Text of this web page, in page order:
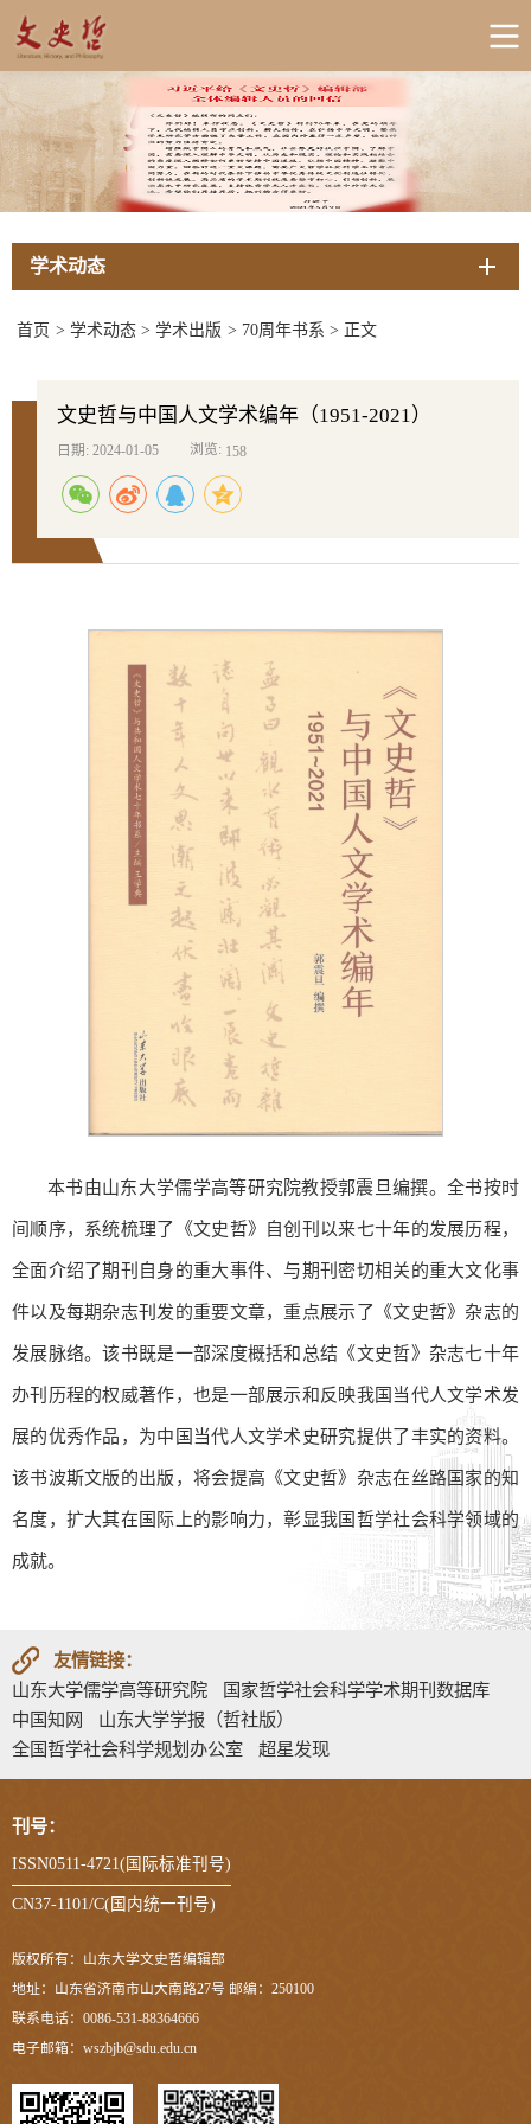
学术动态
首页 > 学术动态 > 学术出版 > 70周年书系 > 正文
文史哲与中国人文学术编年（1951-2021）
日期: 2024-01-05 浏览: 158
本书由山东大学儒学高等研究院教授郭震旦编撰。全书按时
间顺序，系统梳理了《文史哲》自创刊以来七十年的发展历程，
全面介绍了期刊自身的重大事件、与期刊密切相关的重大文化事
件以及每期杂志刊发的重要文章，重点展示了《文史哲》杂志的
发展脉络。该书既是一部深度概括和总结《文史哲》杂志七十年
办刊历程的权威著作，也是一部展示和反映我国当代人文学术发
展的优秀作品，为中国当代人文学术史研究提供了丰实的资料。
该书波斯文版的出版，将会提高《文史哲》杂志在丝路国家的知
名度，扩大其在国际上的影响力，彰显我国哲学社会科学领域的
成就。
友情链接：
山东大学儒学高等研究院
国家哲学社会科学学术期刊数据库
中国知网
山东大学学报（哲社版）
全国哲学社会科学规划办公室
超星发现
刊号：
ISSN0511-4721(国际标准刊号)
CN37-1101/C(国内统一刊号)
版权所有：山东大学文史哲编辑部
地址：山东省济南市山大南路27号 邮编：250100
联系电话：0086-531-88364666
电子邮箱：wszbjb@sdu.edu.cn